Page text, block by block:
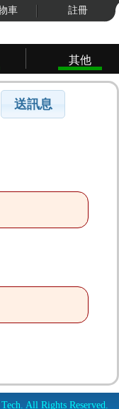
車 註冊
其他
All Rights Reserved.